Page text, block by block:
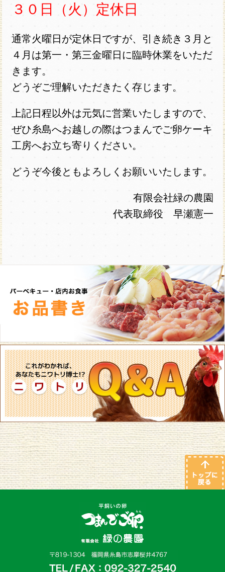
３０日（火）定休日
通常火曜日が定休日ですが、引き続き３月と
４月は第一・第三金曜日に臨時休業をいただ
きます。
どうぞご理解いただきたく存じます。
上記日程以外は元気に営業いたしますので、
ぜひ糸島へお越しの際はつまんでご卵ケーキ
工房へお立ち寄りください。
どうぞ今後ともよろしくお願いいたします。
有限会社緑の農園
代表取締役 早瀬憲一